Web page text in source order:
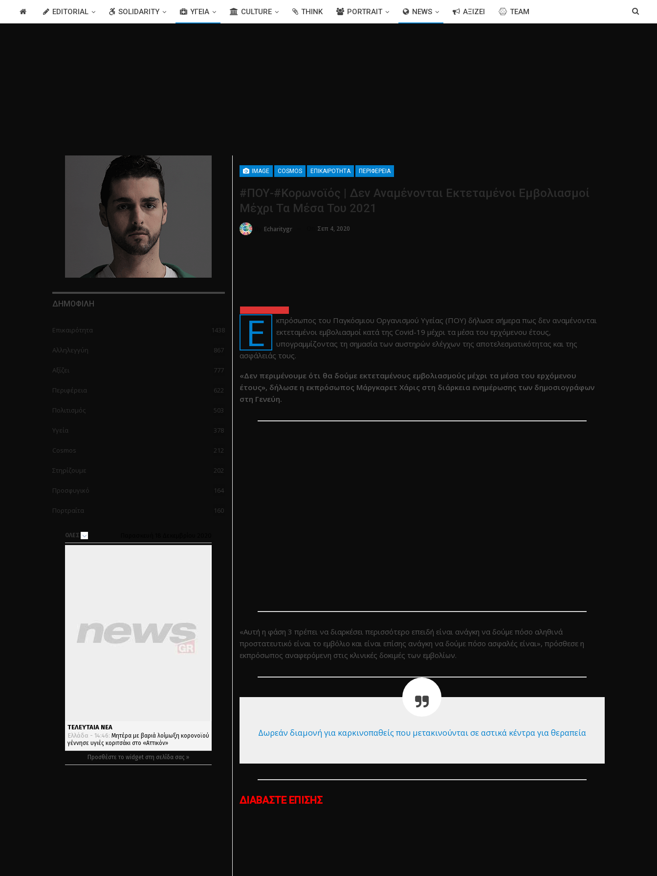
EDITORIAL SOLIDARITY ΥΓΕΊΑ CULTURE THINK PORTRAIT NEWS ΑΞΊΖΕΙ TEAM
IMAGE COSMOS ΕΠΙΚΑΙΡΌΤΗΤΑ ΠΕΡΙΦΈΡΕΙΑ
#ΠΟΥ-#Κορωνοϊός | Δεν Αναμένονται Εκτεταμένοι Εμβολιασμοί
Μέχρι Τα Μέσα Του 2021
Echaritygr Σεπ 4, 2020
Ε
κπρόσωπος του Παγκόσμιου Οργανισμού Υγείας (ΠΟΥ) δήλωσε σήμερα πως δεν αναμένονται
εκτεταμένοι εμβολιασμοί κατά της Covid-19 μέχρι τα μέσα του ερχόμενου έτους,
υπογραμμίζοντας τη σημασία των αυστηρών ελέγχων της αποτελεσματικότητας και της
ασφάλειάς τους.
«Δεν περιμένουμε ότι θα δούμε εκτεταμένους εμβολιασμούς μέχρι τα μέσα του ερχόμενου
έτους», δήλωσε η εκπρόσωπος Μάργκαρετ Χάρις στη διάρκεια ενημέρωσης των δημοσιογράφων
στη Γενεύη.
«Αυτή η φάση 3 πρέπει να διαρκέσει περισσότερο επειδή είναι ανάγκη να δούμε πόσο αληθινά
προστατευτικό είναι το εμβόλιο και είναι επίσης ανάγκη να δούμε πόσο ασφαλές είναι», πρόσθεσε η
εκπρόσωπος αναφερόμενη στις κλινικές δοκιμές των εμβολίων.
Δωρεάν διαμονή για καρκινοπαθείς που μετακινούνται σε αστικά κέντρα για θεραπεία
ΔΙΑΒΑΣΤΕ ΕΠΙΣΗΣ
ΔΗΜΟΦΙΛΗ
Επικαιρότητα 1438
Αλληλεγγύη 867
Αξίζει 777
Περιφέρεια 622
Πολιτισμός 503
Υγεία 378
Cosmos 212
Στηρίζουμε 202
Προσφυγικό 164
Πορτραίτα 160